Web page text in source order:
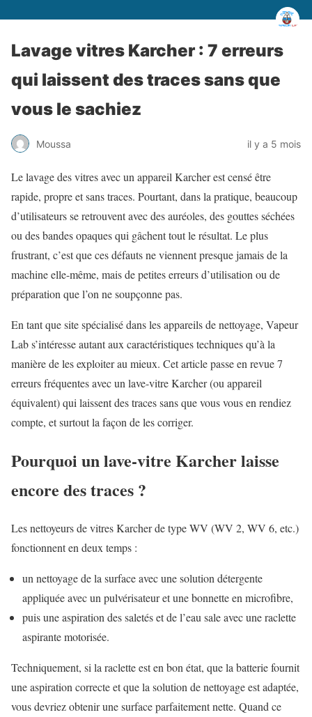
Lavage vitres Karcher : 7 erreurs
qui laissent des traces sans que
vous le sachiez
Moussa il y a 5 mois
Le lavage des vitres avec un appareil Karcher est censé être
rapide, propre et sans traces. Pourtant, dans la pratique, beaucoup
d’utilisateurs se retrouvent avec des auréoles, des gouttes séchées
ou des bandes opaques qui gâchent tout le résultat. Le plus
frustrant, c’est que ces défauts ne viennent presque jamais de la
machine elle-même, mais de petites erreurs d’utilisation ou de
préparation que l’on ne soupçonne pas.
En tant que site spécialisé dans les appareils de nettoyage, Vapeur
Lab s’intéresse autant aux caractéristiques techniques qu’à la
manière de les exploiter au mieux. Cet article passe en revue 7
erreurs fréquentes avec un lave-vitre Karcher (ou appareil
équivalent) qui laissent des traces sans que vous vous en rendiez
compte, et surtout la façon de les corriger.
Pourquoi un lave-vitre Karcher laisse
encore des traces ?
Les nettoyeurs de vitres Karcher de type WV (WV 2, WV 6, etc.)
fonctionnent en deux temps :
un nettoyage de la surface avec une solution détergente
appliquée avec un pulvérisateur et une bonnette en microfibre,
puis une aspiration des saletés et de l’eau sale avec une raclette
aspirante motorisée.
Techniquement, si la raclette est en bon état, que la batterie fournit
une aspiration correcte et que la solution de nettoyage est adaptée,
vous devriez obtenir une surface parfaitement nette. Quand ce